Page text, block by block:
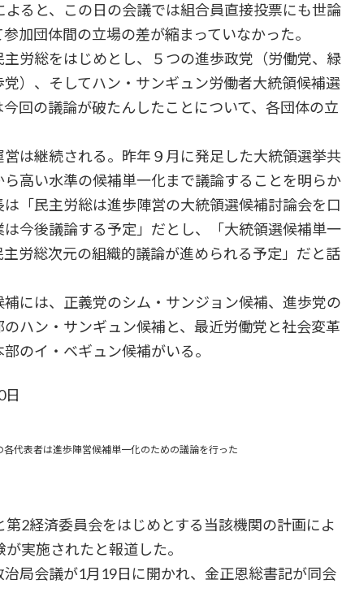
ると、この日の会議では組合員直接投票にも世論
加団体間の立場の差が縮まっていなかった。
労総をはじめとし、５つの進歩政党（労働党、緑
）、そしてハン・サンギュン労働者大統領候補選
回の議論が破たんしたことについて、各団体の立
は継続される。昨年９月に発足した大統領選挙共
高い水準の候補単一化まで議論することを明らか
「民主労総は進歩陣営の大統領選候補討論会を口
今後議論する予定」だとし、「大統領選候補単一
労総次元の組織的議論が進められる予定」だと話
には、正義党のシム・サンジョン候補、進歩党の
ハン・サンギュン候補と、最近労働党と社会変革
のイ・ベギュン候補がいる。
日
代表者は進歩陣営候補単一化のための議論を行った
2経済委員会をはじめとする当該機関の計画によ
実施されたと報道した。
局会議が1月19日に開かれ、金正恩総書記が同会